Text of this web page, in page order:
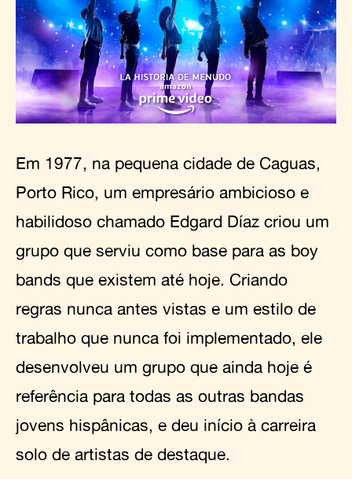
Em 1977, na pequena cidade de Caguas,
Porto Rico, um empresário ambicioso e
habilidoso chamado Edgard Díaz criou um
grupo que serviu como base para as boy
bands que existem até hoje. Criando
regras nunca antes vistas e um estilo de
trabalho que nunca foi implementado, ele
desenvolveu um grupo que ainda hoje é
referência para todas as outras bandas
jovens hispânicas, e deu início à carreira
solo de artistas de destaque.